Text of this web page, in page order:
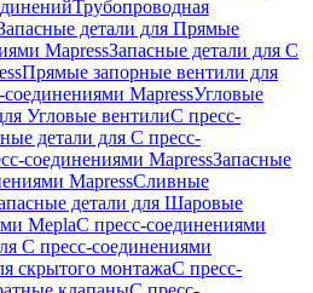
Трубопроводная
детали для Прямые
MapressЗапасные детали для С
Прямые запорные вентили для
MapressУгловые
Угловые вентилиС пресс-
детали для С пресс-
соединениями MapressЗапасные
MapressСливные
детали для Шаровые
MeplaС пресс-соединениями
С пресс-соединениями
скрытого монтажаС пресс-